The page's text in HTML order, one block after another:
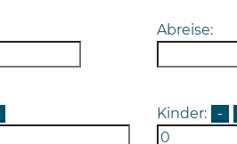
Abreise:
Kinder: -